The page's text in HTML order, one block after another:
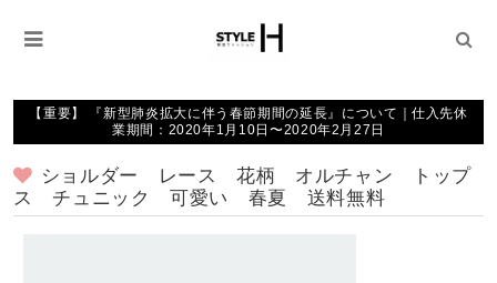
【重要】 『新型肺炎拡大に伴う春節期間の延長』について｜仕入先休
業期間：2020年1月10日〜2020年2月27日
ショルダー レース 花柄 オルチャン トップ
ス チュニック 可愛い 春夏 送料無料